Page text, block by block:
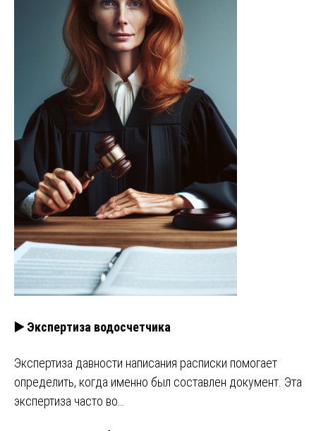
▶️ Экспертиза водосчетчика
Экспертиза давности написания расписки помогает
определить, когда именно был составлен документ. Эта
экспертиза часто во…